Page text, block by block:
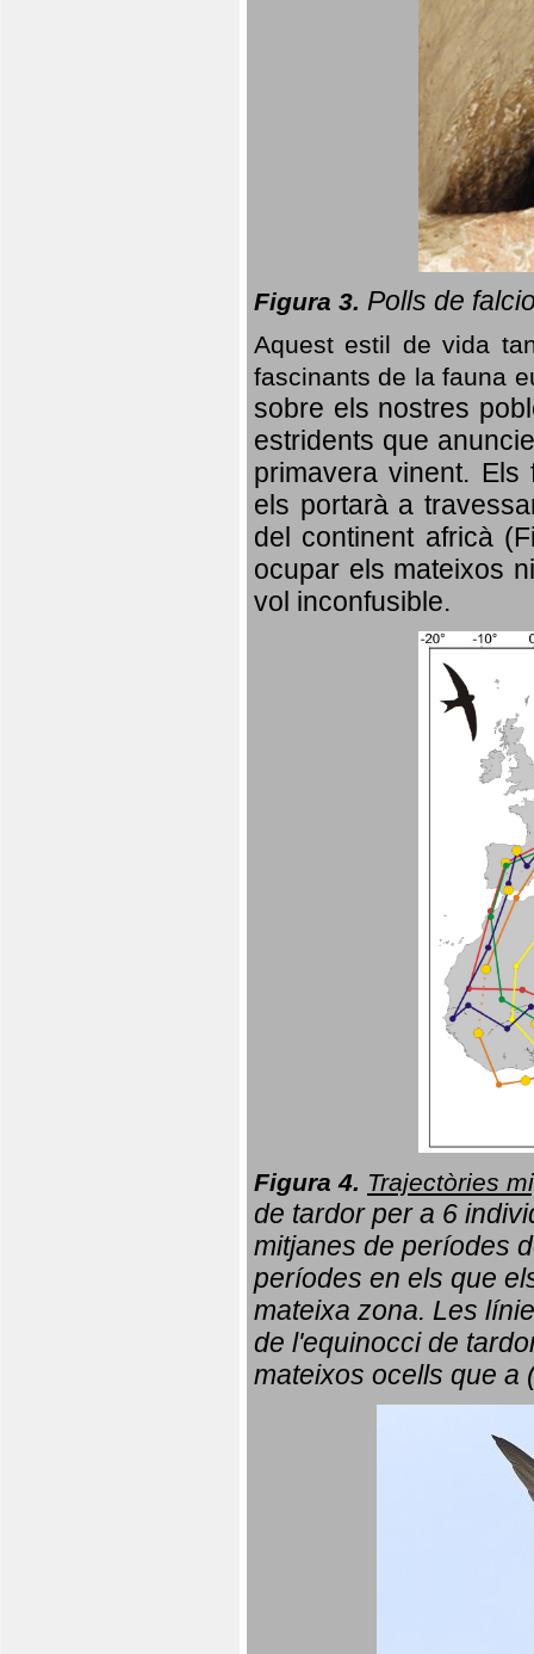
Figura 3. Polls de
Aquest estil de vida
fascinants de la fauna
sobre els nostres
estridents que
primavera vinent. Els
els portarà a
del continent africà
ocupar els mateixos
vol inconfusible.
Figura 4. Trajectòries
de tardor per a 6
mitjanes de períodes
períodes en els que
mateixa zona. Les
de l'equinocci de
mateixos ocells que a